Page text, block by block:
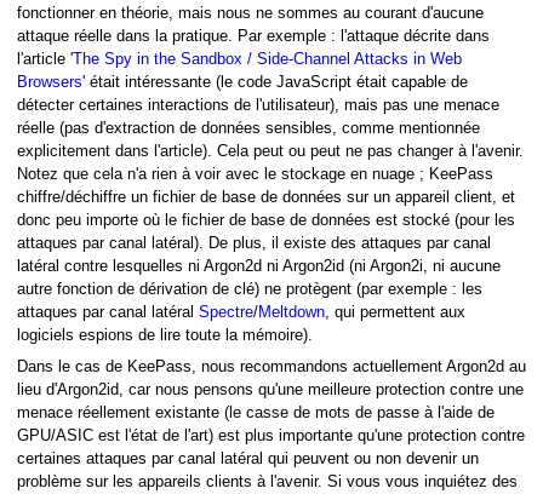
fonctionner en théorie, mais nous ne sommes au courant d'aucune
attaque réelle dans la pratique. Par exemple : l'attaque décrite dans
l'article 'The Spy in the Sandbox / Side-Channel Attacks in Web
Browsers' était intéressante (le code JavaScript était capable de
détecter certaines interactions de l'utilisateur), mais pas une menace
réelle (pas d'extraction de données sensibles, comme mentionnée
explicitement dans l'article). Cela peut ou peut ne pas changer à l'avenir.
Notez que cela n'a rien à voir avec le stockage en nuage ; KeePass
chiffre/déchiffre un fichier de base de données sur un appareil client, et
donc peu importe où le fichier de base de données est stocké (pour les
attaques par canal latéral). De plus, il existe des attaques par canal
latéral contre lesquelles ni Argon2d ni Argon2id (ni Argon2i, ni aucune
autre fonction de dérivation de clé) ne protègent (par exemple : les
attaques par canal latéral Spectre/Meltdown, qui permettent aux
logiciels espions de lire toute la mémoire).
Dans le cas de KeePass, nous recommandons actuellement Argon2d au
lieu d'Argon2id, car nous pensons qu'une meilleure protection contre une
menace réellement existante (le casse de mots de passe à l'aide de
GPU/ASIC est l'état de l'art) est plus importante qu'une protection contre
certaines attaques par canal latéral qui peuvent ou non devenir un
problème sur les appareils clients à l'avenir. Si vous vous inquiétez des